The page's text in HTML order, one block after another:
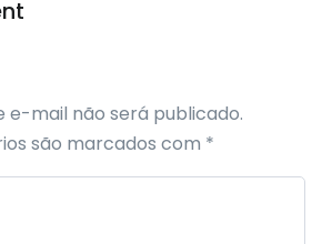
e-mail não será publicado.
são marcados com *